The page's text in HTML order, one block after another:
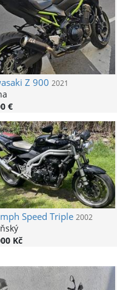
Z 900 2021
€
Speed Triple 2002
Kč